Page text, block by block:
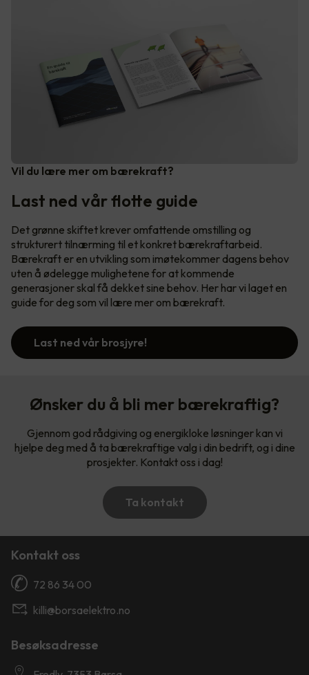
Vil du lære mer om bærekraft?
Last ned vår flotte guide
Det grønne skiftet krever omfattende omstilling og
strukturert tilnærming til et konkret bærekraftarbeid.
Bærekraft er en utvikling som imøtekommer dagens behov
uten å ødelegge mulighetene for at kommende
generasjoner skal få dekket sine behov. Her har vi laget en
guide for deg som vil lære mer om bærekraft.
Last ned vår brosjyre!
Ønsker du å bli mer bærekraftig?
Gjennom god rådgiving og energikloke løsninger kan vi
hjelpe deg med å ta bærekraftige valg i din bedrift, og i dine
prosjekter. Kontakt oss i dag!
Ta kontakt
Kontakt oss
72 86 34 00
killi@borsaelektro.no
Besøksadresse